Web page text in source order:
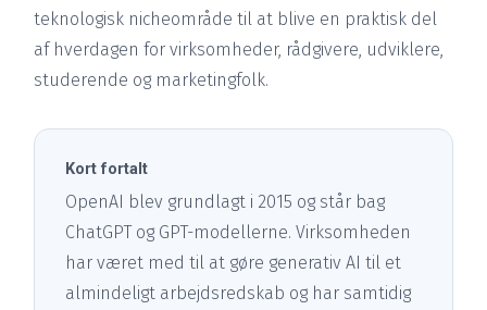
teknologisk nicheområde til at blive en praktisk del
af hverdagen for virksomheder, rådgivere, udviklere,
studerende og marketingfolk.
Kort fortalt
OpenAI blev grundlagt i 2015 og står bag
ChatGPT og GPT-modellerne. Virksomheden
har været med til at gøre generativ AI til et
almindeligt arbejdsredskab og har samtidig